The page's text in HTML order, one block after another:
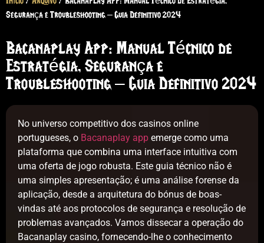
Segurança e Troubleshooting – Guia Definitivo 2024
Bacanaplay App: Manual Técnico de
Estratégia, Segurança e
Troubleshooting – Guia Definitivo 2024
No universo competitivo dos casinos online
portugueses, o Bacanaplay app emerge como uma
plataforma que combina uma interface intuitiva com
uma oferta de jogo robusta. Este guia técnico não é
uma simples apresentação; é uma análise forense da
aplicação, desde a arquitetura do bónus de boas-
vindas até aos protocolos de segurança e resolução de
problemas avançados. Vamos dissecar a operação do
Bacanaplay casino, fornecendo-lhe o conhecimento